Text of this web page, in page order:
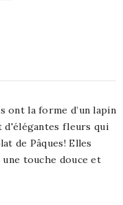
ont la forme d’un lapin
d'élégantes fleurs qui
de Pâques! Elles
touche douce et